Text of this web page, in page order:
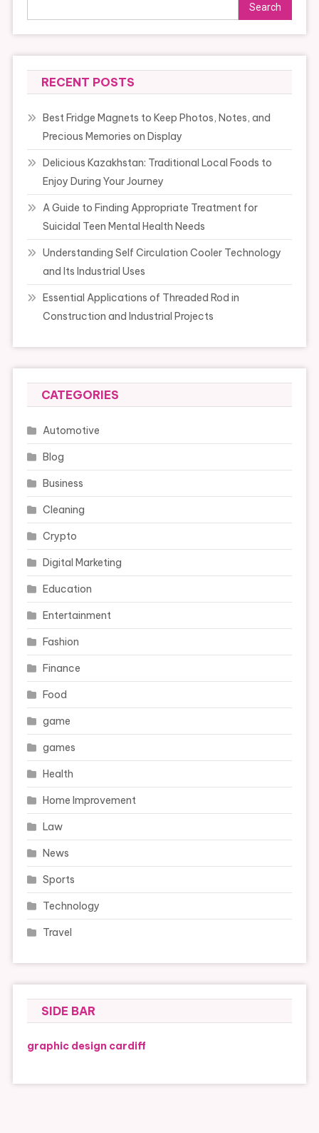
Search
RECENT POSTS
Best Fridge Magnets to Keep Photos, Notes, and
Precious Memories on Display
Delicious Kazakhstan: Traditional Local Foods to
Enjoy During Your Journey
A Guide to Finding Appropriate Treatment for
Suicidal Teen Mental Health Needs
Understanding Self Circulation Cooler Technology
and Its Industrial Uses
Essential Applications of Threaded Rod in
Construction and Industrial Projects
CATEGORIES
Automotive
Blog
Business
Cleaning
Crypto
Digital Marketing
Education
Entertainment
Fashion
Finance
Food
game
games
Health
Home Improvement
Law
News
Sports
Technology
Travel
SIDE BAR
graphic design cardiff